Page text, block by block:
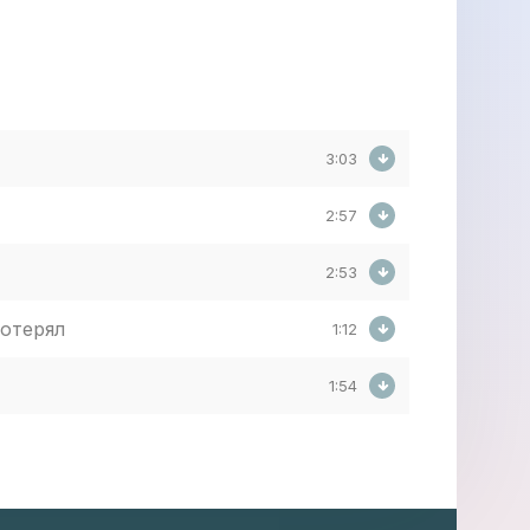
3:03
2:57
2:53
1:12
1:54